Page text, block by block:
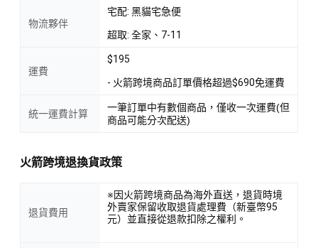
物流夥伴
宅配: 黑貓宅急便
超取: 全家、7-11
運費
$195
- 火箭跨境商品訂單價格超過$690免運費
統一運費計算
一筆訂單中有數個商品，僅收一次運費(但
商品可能分次配送)
火箭跨境退換貨政策
退貨費用
※因火箭跨境商品為海外直送，退貨時境
外賣家保留收取退貨處理費（新臺幣95
元）並直接從退款扣除之權利。